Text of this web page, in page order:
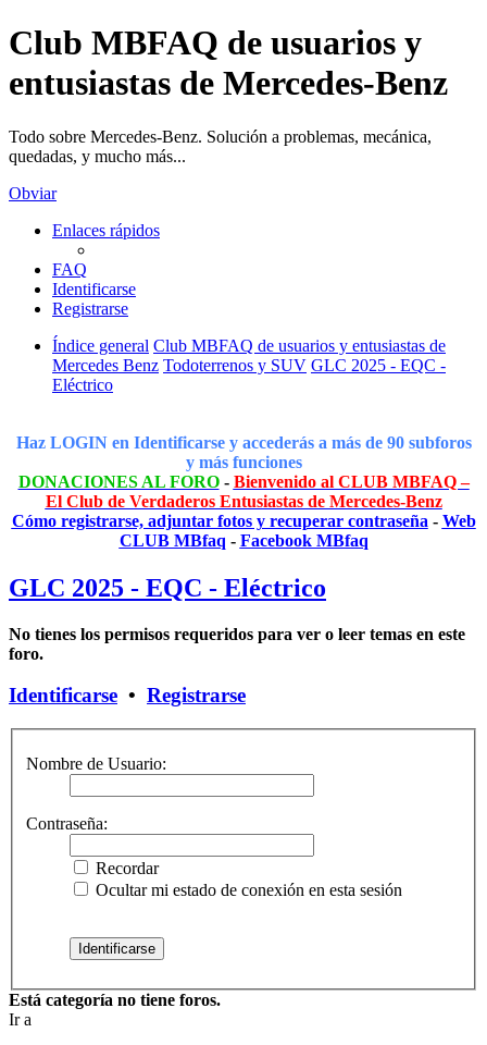
Club MBFAQ de usuarios y
entusiastas de Mercedes-Benz
Todo sobre Mercedes-Benz. Solución a problemas, mecánica,
quedadas, y mucho más...
Obviar
Enlaces rápidos
FAQ
Identificarse
Registrarse
Índice general Club MBFAQ de usuarios y entusiastas de
Mercedes Benz Todoterrenos y SUV GLC 2025 - EQC -
Eléctrico
Haz LOGIN en Identificarse y accederás a más de 90 subforos
y más funciones
DONACIONES AL FORO- Bienvenido al CLUB MBFAQ –
El Club de Verdaderos Entusiastas de Mercedes-Benz
Cómo registrarse, adjuntar fotos y recuperar contraseña - Web
CLUB MBfaq - Facebook MBfaq
GLC 2025 - EQC - Eléctrico
No tienes los permisos requeridos para ver o leer temas en este
foro.
Identificarse • Registrarse
Nombre de Usuario:
Contraseña:
Recordar
Ocultar mi estado de conexión en esta sesión
Está categoría no tiene foros.
Ir a